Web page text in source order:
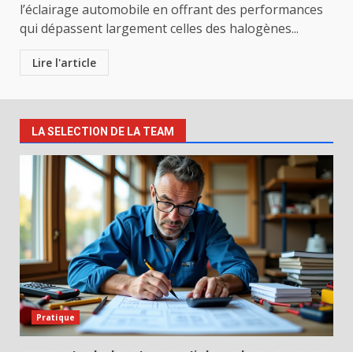
l’éclairage automobile en offrant des performances
qui dépassent largement celles des halogènes...
Lire l'article
LA SELECTION DE LA TEAM
Pratique